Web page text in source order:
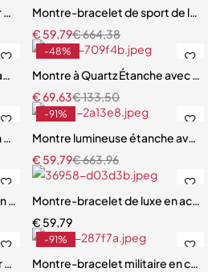
magnétique pour homme
Montre-bracelet de sport de
€664,38
€ 59,79
pour homme, montre-bracelet
-48%
Montre à Quartz Étanche avec
€133,50
€69,63
Strass pour Femme
-91%
Montre lumineuse étanche avec
€663,96
€ 59,79
pour Femme
Montre-bracelet de luxe en
€ 59,79
Homme, dehors, Militaire
-91%
Montre-bracelet militaire en cuir